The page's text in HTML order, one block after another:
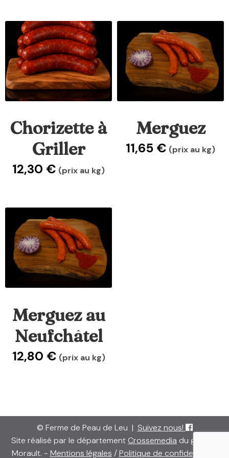
Chorizette à
Griller
12,30 € (prix au kg)
Merguez
11,65 € (prix au kg)
Merguez au
Neufchâtel
12,80 € (prix au kg)
© Ferme de Peau de Leu | Suivez nous!
Site réalisé par le département Crossemedia du groupe
Morault. - Mentions légales /Politique de confidentialité